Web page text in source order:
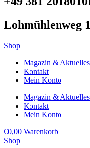
Lohmühlenweg
Shop
Magazin & Aktuelles
Kontakt
Mein Konto
Magazin & Aktuelles
Kontakt
Mein Konto
€0,00 Warenkorb
Shop